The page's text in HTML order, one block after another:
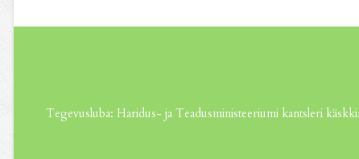
Tegevusluba: Haridus- ja Teadusministeeriumi kantsleri